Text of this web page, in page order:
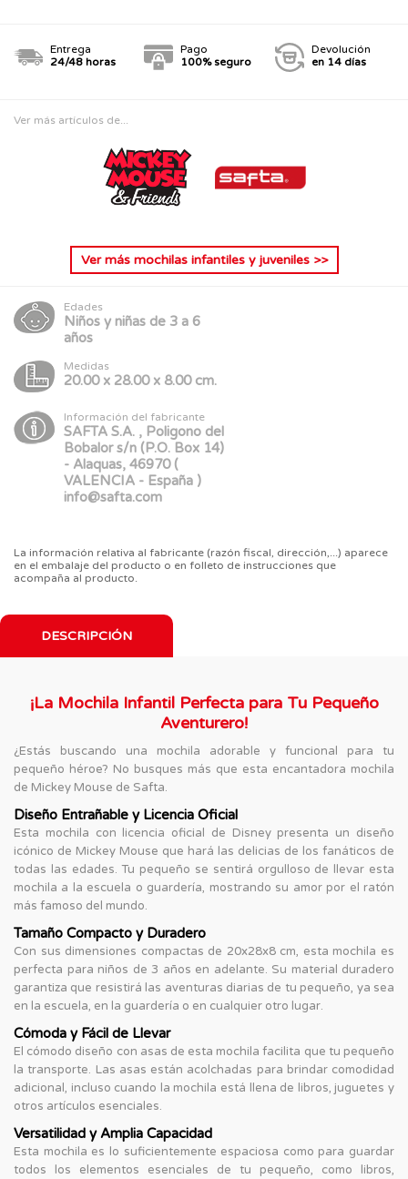
Entrega
24/48 horas
Pago
100% seguro
Devolución
en 14 días
Ver más artículos de...
Ver más mochilas infantiles y juveniles>>
Edades
Niños y niñas de 3 a 6
años
Medidas
20.00 x 28.00 x 8.00 cm.
Información del fabricante
SAFTA S.A. , Poligono del
Bobalor s/n (P.O. Box 14)
- Alaquas, 46970 (
VALENCIA - España )
info@safta.com
La información relativa al fabricante (razón fiscal, dirección,...) aparece
en el embalaje del producto o en folleto de instrucciones que
acompaña al producto.
DESCRIPCIÓN
¡La Mochila Infantil Perfecta para Tu Pequeño
Aventurero!
¿Estás buscando una mochila adorable y funcional para tu
pequeño héroe? No busques más que esta encantadora mochila
de Mickey Mouse de Safta.
Diseño Entrañable y Licencia Oficial
Esta mochila con licencia oficial de Disney presenta un diseño
icónico de Mickey Mouse que hará las delicias de los fanáticos de
todas las edades. Tu pequeño se sentirá orgulloso de llevar esta
mochila a la escuela o guardería, mostrando su amor por el ratón
más famoso del mundo.
Tamaño Compacto y Duradero
Con sus dimensiones compactas de 20x28x8 cm, esta mochila es
perfecta para niños de 3 años en adelante. Su material duradero
garantiza que resistirá las aventuras diarias de tu pequeño, ya sea
en la escuela, en la guardería o en cualquier otro lugar.
Cómoda y Fácil de Llevar
El cómodo diseño con asas de esta mochila facilita que tu pequeño
la transporte. Las asas están acolchadas para brindar comodidad
adicional, incluso cuando la mochila está llena de libros, juguetes y
otros artículos esenciales.
Versatilidad y Amplia Capacidad
Esta mochila es lo suficientemente espaciosa como para guardar
todos los elementos esenciales de tu pequeño, como libros,